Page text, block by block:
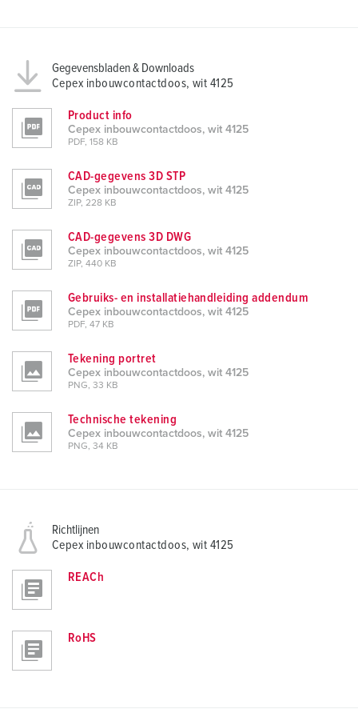
Gegevensbladen & Downloads
Cepex inbouwcontactdoos, wit 4125
Product info
Cepex inbouwcontactdoos, wit 4125
PDF, 158 KB
CAD-gegevens 3D STP
Cepex inbouwcontactdoos, wit 4125
ZIP, 228 KB
CAD-gegevens 3D DWG
Cepex inbouwcontactdoos, wit 4125
ZIP, 440 KB
Gebruiks- en installatiehandleiding addendum
Cepex inbouwcontactdoos, wit 4125
PDF, 47 KB
Tekening portret
Cepex inbouwcontactdoos, wit 4125
PNG, 33 KB
Technische tekening
Cepex inbouwcontactdoos, wit 4125
PNG, 34 KB
Richtlijnen
Cepex inbouwcontactdoos, wit 4125
REACh
RoHS